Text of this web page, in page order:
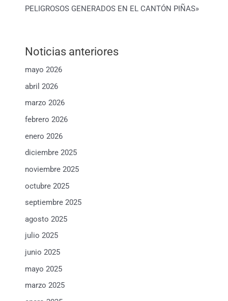
PELIGROSOS GENERADOS EN EL CANTÓN PIÑAS»
Noticias anteriores
mayo 2026
abril 2026
marzo 2026
febrero 2026
enero 2026
diciembre 2025
noviembre 2025
octubre 2025
septiembre 2025
agosto 2025
julio 2025
junio 2025
mayo 2025
marzo 2025